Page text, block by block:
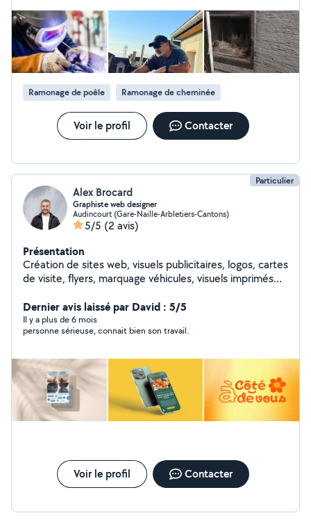
a été fait avec sérieux, rapidité et sécurité, et il a pris le temps
de m’expliquer le fonctionnement et les précautions à prendre.
Son savoir-faire et sa ponctualité sont vraiment remarquables.
Je recommande vivement cet artisan à tous ceux qui
cherchent quelqu’un de compétent, fiable et agréable !"
Ramonage de poêle Ramonage de cheminée
Voir le profil Contacter
Particulier
Alex Brocard
Graphiste web designer
Audincourt (Gare-Naille-Arbletiers-Cantons)
5/5 (2 avis)
Présentation
Création de sites web, visuels publicitaires, logos, cartes
de visite, flyers, marquage véhicules, visuels imprimés
Dernier avis laissé par David : 5/5
Il y a plus de 6 mois
personne sérieuse, connait bien son travail.
Voir le profil Contacter